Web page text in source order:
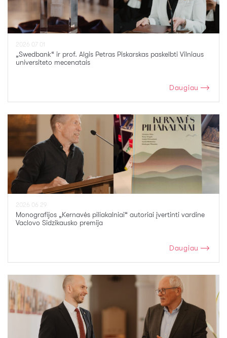
2026 07 01
„Swedbank“ ir prof. Algis Petras Piskarskas paskelbti Vilniaus
universiteto mecenatais
Daugiau
2026 06 29
Monografijos „Kernavės piliakalniai“ autoriai įvertinti vardine
Vaclovo Sidzikausko premija
Daugiau